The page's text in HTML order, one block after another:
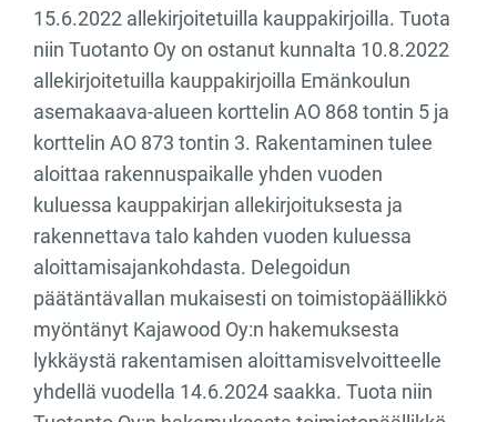
15.6.2022 allekirjoitetuilla kauppakirjoilla. Tuota
niin Tuotanto Oy on ostanut kunnalta 10.8.2022
allekirjoitetuilla kauppakirjoilla Emänkoulun
asemakaava-alueen korttelin AO 868 tontin 5 ja
korttelin AO 873 tontin 3. Rakentaminen tulee
aloittaa rakennuspaikalle yhden vuoden
kuluessa kauppakirjan allekirjoituksesta ja
rakennettava talo kahden vuoden kuluessa
aloittamisajankohdasta. Delegoidun
päätäntävallan mukaisesti on toimistopäällikkö
myöntänyt Kajawood Oy:n hakemuksesta
lykkäystä rakentamisen aloittamisvelvoitteelle
yhdellä vuodella 14.6.2024 saakka. Tuota niin